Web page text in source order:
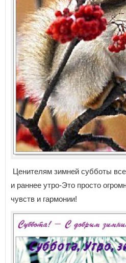
Ценителям зимней субботы
и раннее утро-Это просто
чувств и гармонии!